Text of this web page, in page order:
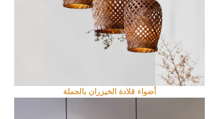
أضواء قلادة الخيزران بالجملة